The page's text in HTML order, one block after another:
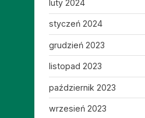
luty 2024
styczeń 2024
grudzień 2023
listopad 2023
październik 2023
wrzesień 2023